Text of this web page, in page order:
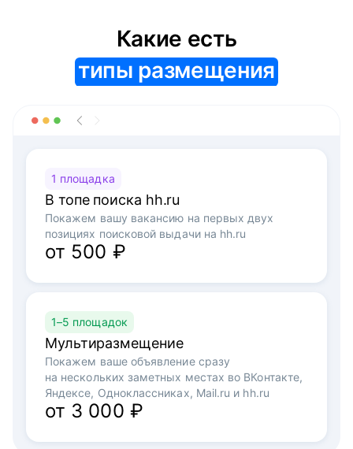
типы размещения
1 площадка
В топе поиска hh.ru
Покажем вашу вакансию на первых двух
позициях поисковой выдачи на hh.ru
от 500 ₽
1–5 площадок
Мультиразмещение
Покажем ваше объявление сразу
на нескольких заметных местах во ВКонтакте,
Яндексе, Одноклассниках, Mail.ru и hh.ru
от 3 000 ₽